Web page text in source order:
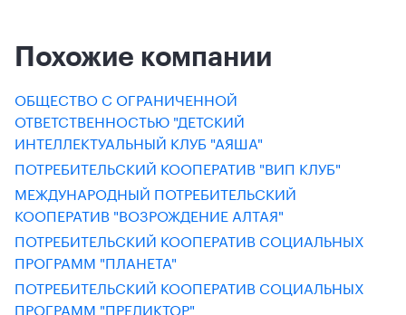
Похожие компании
ОБЩЕСТВО С ОГРАНИЧЕННОЙ
ОТВЕТСТВЕННОСТЬЮ "ДЕТСКИЙ
ИНТЕЛЛЕКТУАЛЬНЫЙ КЛУБ "АЯША"
ПОТРЕБИТЕЛЬСКИЙ КООПЕРАТИВ "ВИП КЛУБ"
МЕЖДУНАРОДНЫЙ ПОТРЕБИТЕЛЬСКИЙ
КООПЕРАТИВ "ВОЗРОЖДЕНИЕ АЛТАЯ"
ПОТРЕБИТЕЛЬСКИЙ КООПЕРАТИВ СОЦИАЛЬНЫХ
ПРОГРАММ "ПЛАНЕТА"
ПОТРЕБИТЕЛЬСКИЙ КООПЕРАТИВ СОЦИАЛЬНЫХ
ПРОГРАММ "ПРЕДИКТОР"